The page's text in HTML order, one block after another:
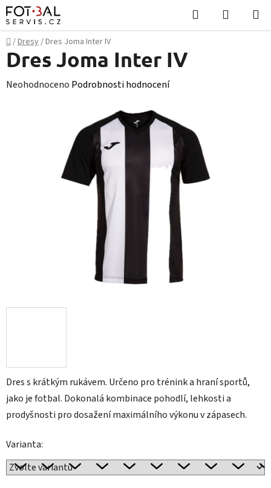
Přejít
na
obsah
Hledat
KOŠÍK
Domů
/Dresy/Dres Joma Inter IV
Dres s krátkým rukávem. Určeno pro trénink a hraní sportů,
jako je fotbal. Dokonalá kombinace pohodlí, lehkosti a
prodyšnosti pro dosažení maximálního výkonu v zápasech.
Varianta:
Dres Joma Inter IV
Průměrné
Neohodnoceno Podrobnosti hodnocení